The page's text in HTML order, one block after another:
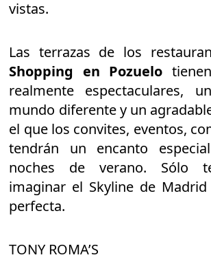
vistas.
Las terrazas de los
Shopping en Pozuelo
realmente espectaculares,
mundo diferente y un
el que los convites, eventos,
tendrán un encanto
noches de verano. Sólo
imaginar el Skyline de
perfecta.
TONY ROMA’S